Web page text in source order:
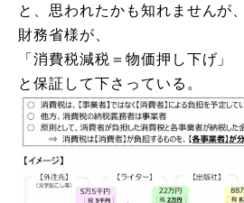
と、思われたかも知れませんが
財務省様が、
「消費税減税＝物価押し下げ」
と保証して下さっている。